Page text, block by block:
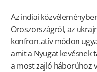
Az indiai
Oroszországról, az
konfrontatív módon
amit a Nyugat kevésnek
a most zajló háborúhoz